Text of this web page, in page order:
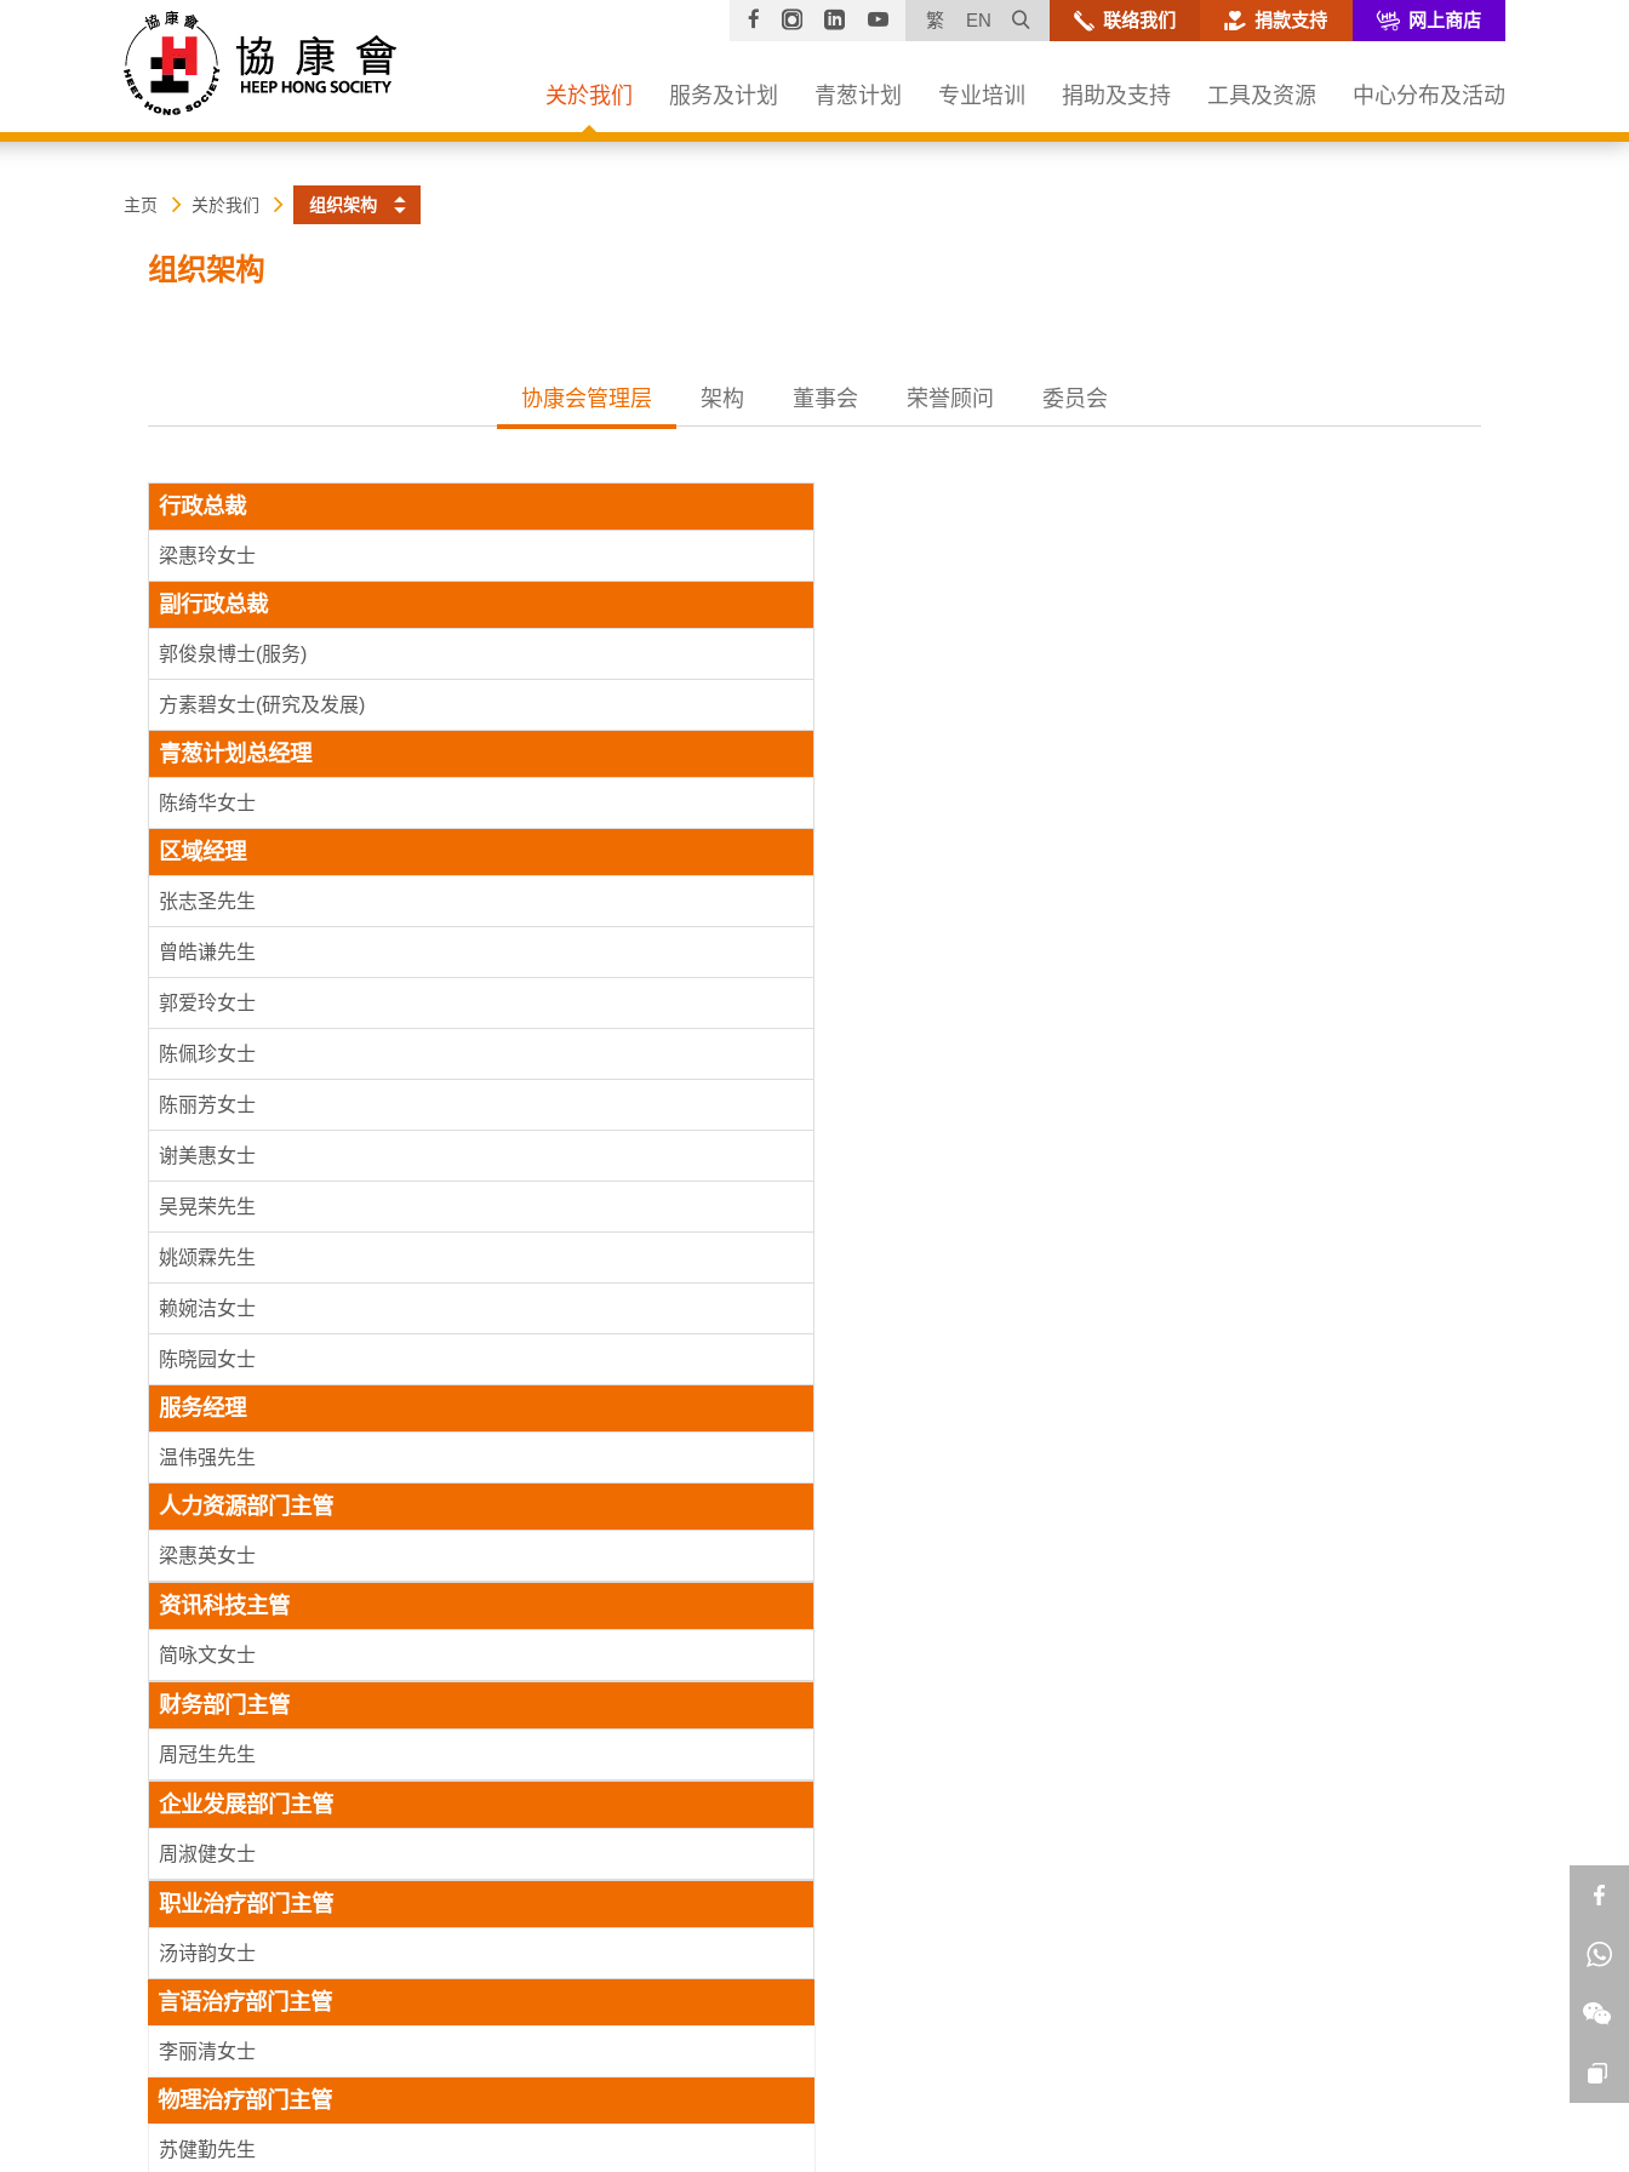
FacebookInstagram
LinkedinYouTube
繁 EN 打开网站搜寻框
联络我们 捐款支持 网上商店
关於我们 服务及计划 青葱计划 专业培训 捐助及支持 工具及资源 中心分布及活动
主页 关於我们 组织架构
组织架构
协康会管理层 架构 董事会 荣誉顾问 委员会
行政总裁
梁惠玲女士
副行政总裁
郭俊泉博士(服务)
方素碧女士(研究及发展)
青葱计划总经理
陈绮华女士
区域经理
张志圣先生
曾皓谦先生
郭爱玲女士
陈佩珍女士
陈丽芳女士
谢美惠女士
吴晃荣先生
姚颂霖先生
赖婉洁女士
陈晓园女士
服务经理
温伟强先生
人力资源部门主管
梁惠英女士
资讯科技主管
简咏文女士
财务部门主管
周冠生先生
企业发展部门主管
周淑健女士
职业治疗部门主管
汤诗韵女士
言语治疗部门主管
李丽清女士
物理治疗部门主管
苏健勤先生